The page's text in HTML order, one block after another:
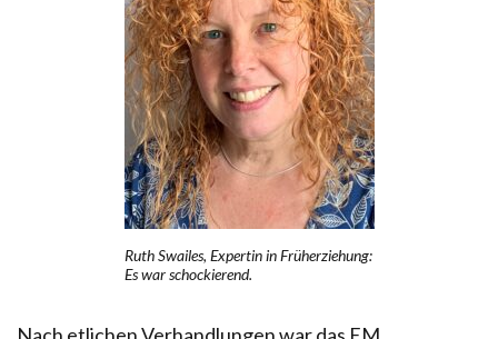
Ruth Swailes, Expertin in Früherziehung:
Es war schockierend.